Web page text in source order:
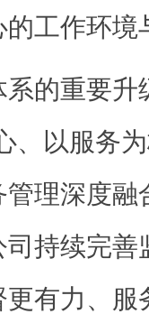
工作环境
的重要升
、以服务
理深度融
持续完
有力、服